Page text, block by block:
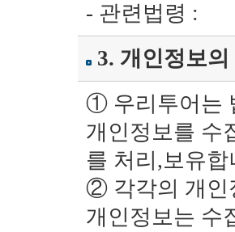
- 관련법령 :
3. 개인정보
① 우리투어는
개인정보를 수
를 처리,보유합
② 각각의 개인
개인정보는 수